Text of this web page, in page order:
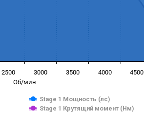
Об/мин
Stage 1 Мощность (лс)
Stage 1 Крутящий момент (Нм)
2500 3000 3500 4000 4500